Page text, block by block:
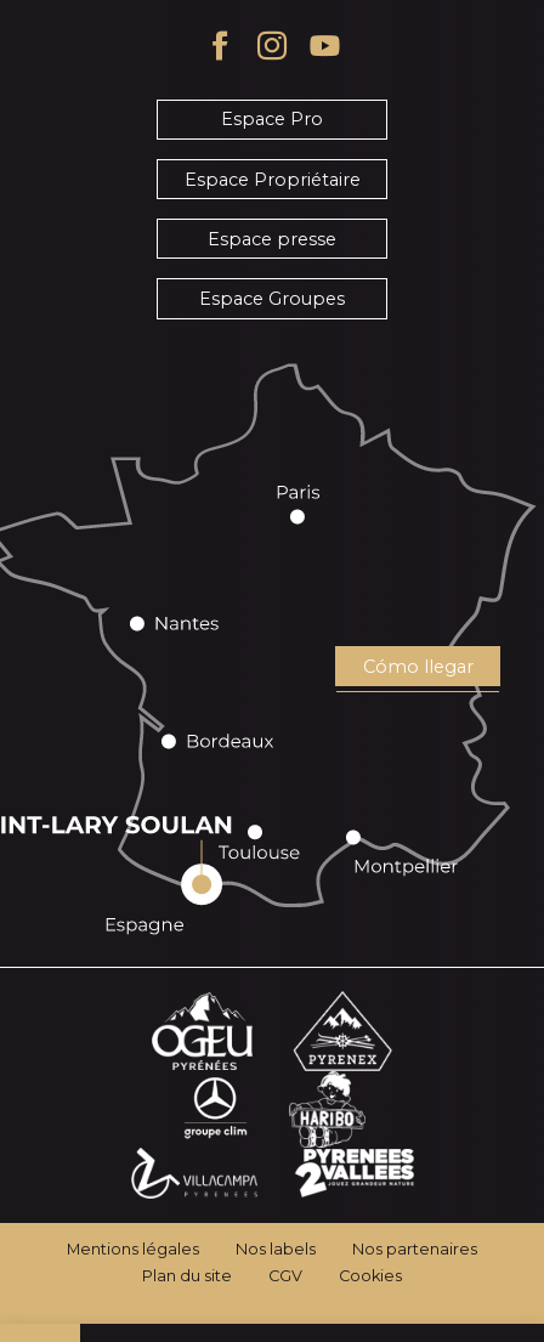
Espace Pro
Espace Propriétaire
Espace presse
Espace Groupes
Cómo llegar
Mentions légales Nos labels
Nos partenaires
Plan du site
CGV Cookies